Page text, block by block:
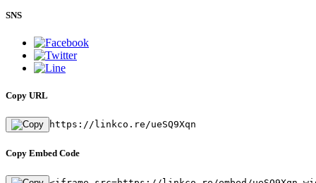
SNS
Copy URL
https://linkco.re/ueSQ9Xqn
Copy Embed Code